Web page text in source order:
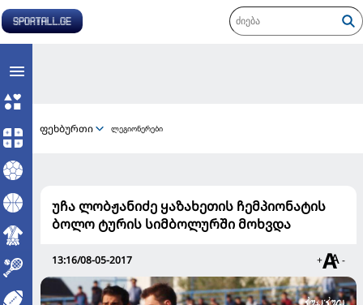
ფეხბურთი ლეგიონერები
უჩა ლობჟანიძე ყაზახეთის ჩემპიონატის
ბოლო ტურის სიმბოლურში მოხვდა
13:16/08-05-2017 + -